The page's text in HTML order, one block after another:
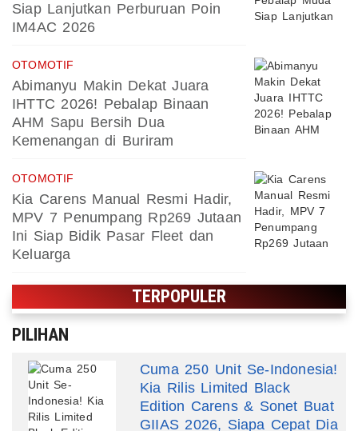
Siap Lanjutkan Perburuan Poin
IM4AC 2026
OTOMOTIF
Abimanyu Makin Dekat Juara
IHTTC 2026! Pebalap Binaan
AHM Sapu Bersih Dua
Kemenangan di Buriram
OTOMOTIF
Kia Carens Manual Resmi Hadir,
MPV 7 Penumpang Rp269 Jutaan
Ini Siap Bidik Pasar Fleet dan
Keluarga
TERPOPULER
PILIHAN
Cuma 250 Unit Se-Indonesia!
Kia Rilis Limited Black
Edition Carens & Sonet Buat
GIIAS 2026, Siapa Cepat Dia